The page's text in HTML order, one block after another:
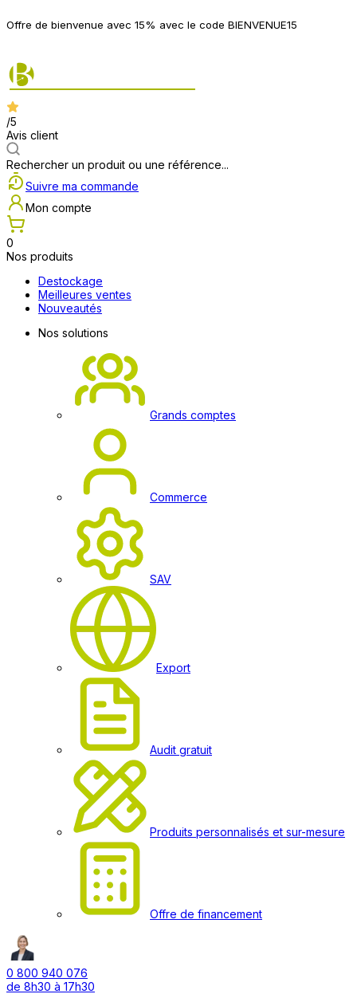
Offre de bienvenue avec 15% avec le code BIENVENUE15
/5
Avis client
Rechercher un produit ou une référence...
Suivre ma commande
Mon compte
0
Nos produits
Destockage
Meilleures ventes
Nouveautés
Nos solutions
Grands comptes
Commerce
SAV
Export
Audit gratuit
Produits personnalisés et sur-mesure
Offre de financement
0 800 940 076
de 8h30 à 17h30